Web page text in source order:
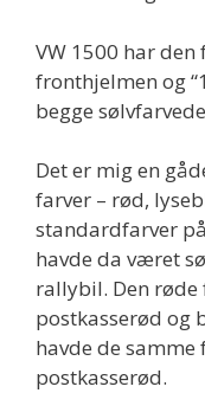
VW 1500 har
fronthjelmen og
begge
Det er mig en
farver – rød,
standardfarver
havde da været
rallybil. Den
postkasserød og
havde de samme
postkasserød.